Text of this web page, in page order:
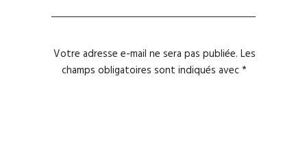
Votre adresse e-mail ne sera pas publiée. Les
champs obligatoires sont indiqués avec*